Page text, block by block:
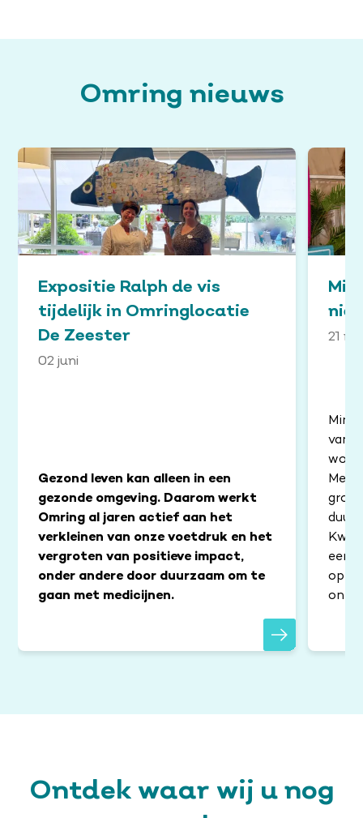
Omring nieuws
Expositie Ralph de vis
tijdelijk in Omringlocatie
De Zeester
02 juni
Gezond leven kan alleen in een
gezonde omgeving. Daarom werkt
Omring al jaren actief aan het
verkleinen van onze voetdruk en het
vergroten van positieve impact,
onder andere door duurzaam om te
gaan met medicijnen.
21
Met
grote
een
Ontdek waar wij u nog